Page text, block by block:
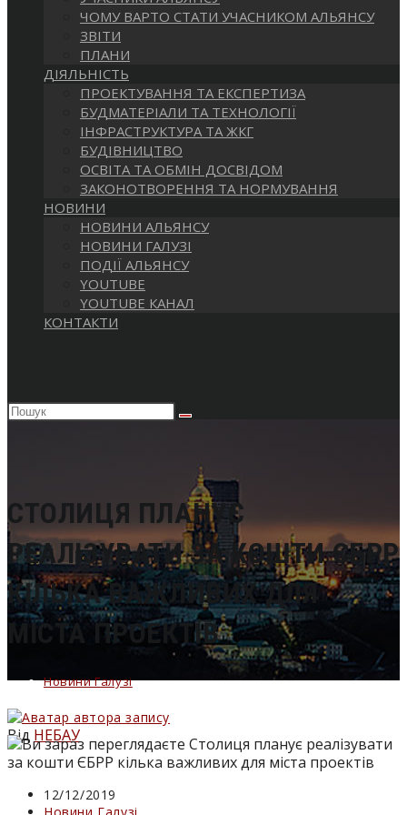
САЙТІ
ЧОМУ ВАРТО СТАТИ УЧАСНИКОМ АЛЬЯНСУ
ЗВІТИ
ПЛАНИ
ДІЯЛЬНІСТЬ
ПРОЕКТУВАННЯ ТА ЕКСПЕРТИЗА
БУДМАТЕРІАЛИ ТА ТЕХНОЛОГІЇ
ІНФРАСТРУКТУРА ТА ЖКГ
БУДІВНИЦТВО
ОСВІТА ТА ОБМІН ДОСВІДОМ
ЗАКОНОТВОРЕННЯ ТА НОРМУВАННЯ
НОВИНИ
НОВИНИ АЛЬЯНСУ
НОВИНИ ГАЛУЗІ
ПОДІЇ АЛЬЯНСУ
YOUTUBE
YOUTUBE КАНАЛ
КОНТАКТИ
Пошук
СТОЛИЦЯ ПЛАНУЄ
РЕАЛІЗУВАТИ ЗА КОШТИ ЄБРР
КІЛЬКА ВАЖЛИВИХ ДЛЯ
МІСТА ПРОЕКТІВ
Новини Галузі
Від НЕБАУ
Запис
опубліковано:
12/12/2019
Категорія